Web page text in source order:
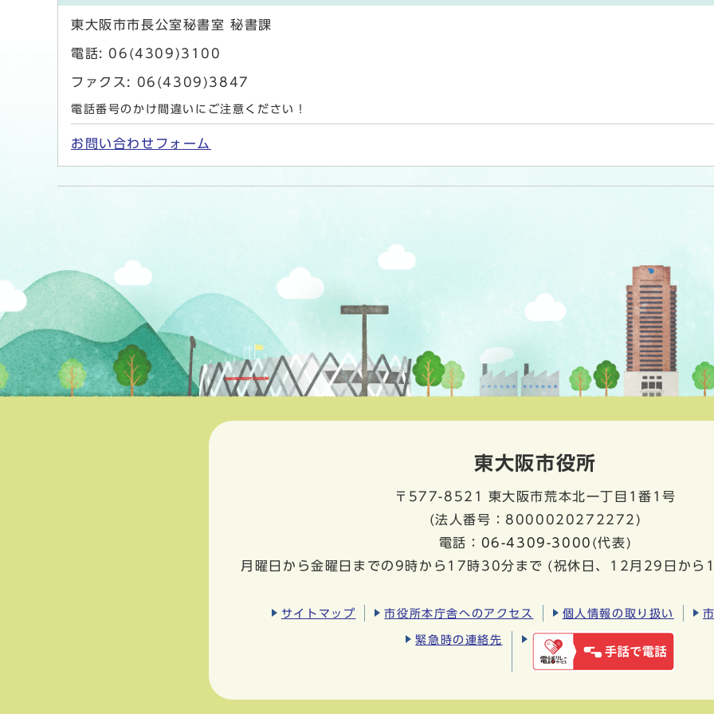
東大阪市市長公室秘書室 秘書課
電話: 06(4309)3100
ファクス: 06(4309)3847
電話番号のかけ間違いにご注意ください！
お問い合わせフォーム
東大阪市役所
〒577-8521
東大阪市荒本北一丁目1番1号
(法人番号：8000020272272)
電話： 06-4309-3000 (代表)
月曜日から金曜日までの9時から17時30分まで (祝休日、12月29日から
サイトマップ 市役所本庁舎へのアクセス 個人情報の取り扱い
緊急時の連絡先